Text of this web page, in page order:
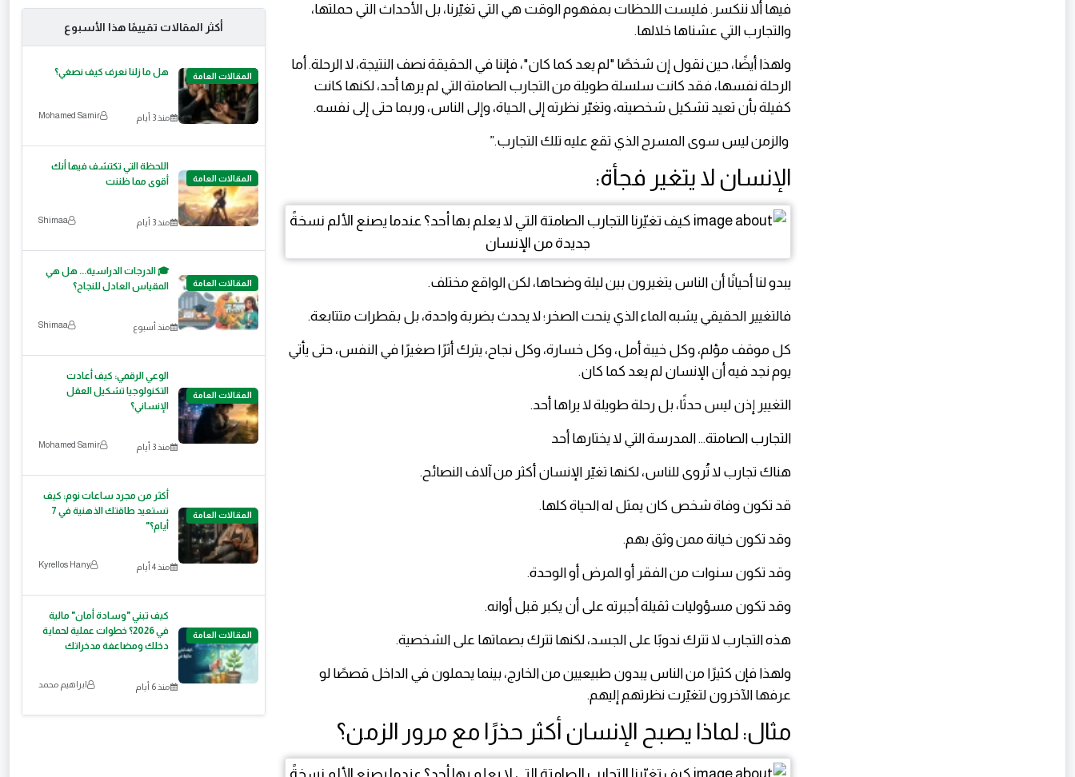
فيها ألا ننكسر. فليست اللحظات بمفهوم الوقت هي التي تغيّرنا، بل الأحداث التي حملتها،
والتجارب التي عشناها خلالها.
ولهذا أيضًا، حين نقول إن شخصًا "لم يعد كما كان"، فإننا في الحقيقة نصف النتيجة، لا الرحلة. أما
الرحلة نفسها، فقد كانت سلسلة طويلة من التجارب الصامتة التي لم يرها أحد، لكنها كانت
كفيلة بأن تعيد تشكيل شخصيته، وتغيّر نظرته إلى الحياة، وإلى الناس، وربما حتى إلى نفسه.
والزمن ليس سوى المسرح الذي تقع عليه تلك التجارب.”
الإنسان لا يتغير فجأة:
يبدو لنا أحيانًا أن الناس يتغيرون بين ليلة وضحاها، لكن الواقع مختلف.
فالتغيير الحقيقي يشبه الماء الذي ينحت الصخر؛ لا يحدث بضربة واحدة، بل بقطرات متتابعة.
كل موقف مؤلم، وكل خيبة أمل، وكل خسارة، وكل نجاح، يترك أثرًا صغيرًا في النفس، حتى يأتي
يوم نجد فيه أن الإنسان لم يعد كما كان.
التغيير إذن ليس حدثًا، بل رحلة طويلة لا يراها أحد.
التجارب الصامتة... المدرسة التي لا يختارها أحد
هناك تجارب لا تُروى للناس، لكنها تغيّر الإنسان أكثر من آلاف النصائح.
قد تكون وفاة شخص كان يمثل له الحياة كلها.
وقد تكون خيانة ممن وثق بهم.
وقد تكون سنوات من الفقر أو المرض أو الوحدة.
وقد تكون مسؤوليات ثقيلة أجبرته على أن يكبر قبل أوانه.
هذه التجارب لا تترك ندوبًا على الجسد، لكنها تترك بصماتها على الشخصية.
ولهذا فإن كثيرًا من الناس يبدون طبيعيين من الخارج، بينما يحملون في الداخل قصصًا لو
عرفها الآخرون لتغيّرت نظرتهم إليهم.
مثال: لماذا يصبح الإنسان أكثر حذرًا مع مرور الزمن؟
أكثر المقالات تقييمًا هذا الأسبوع
المقالات العامة هل ما زلنا نعرف كيف نصغي؟
منذ 3 أيام Mohamed Samir
المقالات العامة
اللحظة التي تكتشف فيها أنك
أقوى مما ظننت
منذ 3 أيام Shimaa
المقالات العامة
🎓 الدرجات الدراسية... هل هي
المقياس العادل للنجاح؟
منذ أسبوع Shimaa
المقالات العامة
الوعي الرقمي: كيف أعادت
التكنولوجيا تشكيل العقل
الإنساني؟
منذ 3 أيام Mohamed Samir
المقالات العامة
أكثر من مجرد ساعات نوم: كيف
تستعيد طاقتك الذهنية في 7
أيام؟"
منذ 4 أيام Kyrellos Hany
المقالات العامة
كيف تبني "وسادة أمان" مالية
في 2026؟ خطوات عملية لحماية
دخلك ومضاعفة مدخراتك
منذ 6 أيام ابراهيم محمد